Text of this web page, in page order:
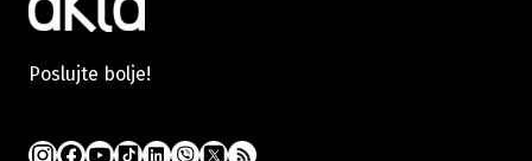
Poslujte bolje!